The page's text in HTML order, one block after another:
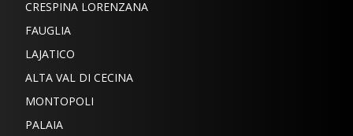
CRESPINA LORENZANA
FAUGLIA
LAJATICO
ALTA VAL DI CECINA
MONTOPOLI
PALAIA